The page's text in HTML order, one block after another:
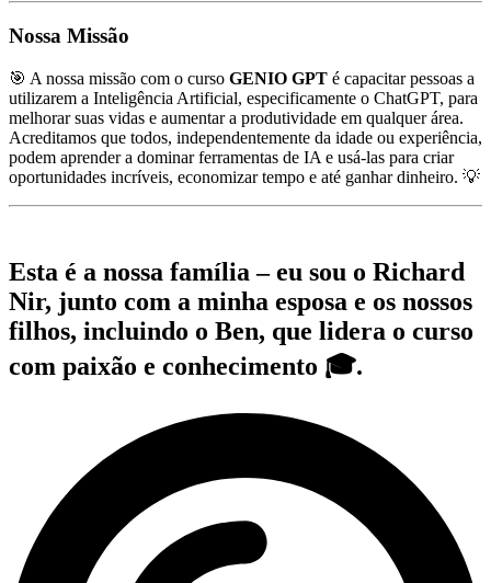
Nossa Missão
🎯 A nossa missão com o curso GENIO GPT é capacitar pessoas a
utilizarem a Inteligência Artificial, especificamente o ChatGPT, para
melhorar suas vidas e aumentar a produtividade em qualquer área.
Acreditamos que todos, independentemente da idade ou experiência,
podem aprender a dominar ferramentas de IA e usá-las para criar
oportunidades incríveis, economizar tempo e até ganhar dinheiro. 💡
Esta é a nossa família – eu sou o Richard
Nir, junto com a minha esposa e os nossos
filhos, incluindo o Ben, que lidera o curso
com paixão e conhecimento 🎓.